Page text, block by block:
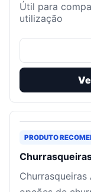
Útil para
utilização
PRODUTO